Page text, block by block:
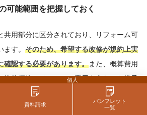
可能範囲を把握しておく
共用部分に区分されており、リフォーム可
す。 そのため、希望する改修が規約上実
確認する必要があります。また、概算費用
物件価格とリフォーム費用を合わせた総予
ができます。
個人
資料請求
パンフレット
一覧